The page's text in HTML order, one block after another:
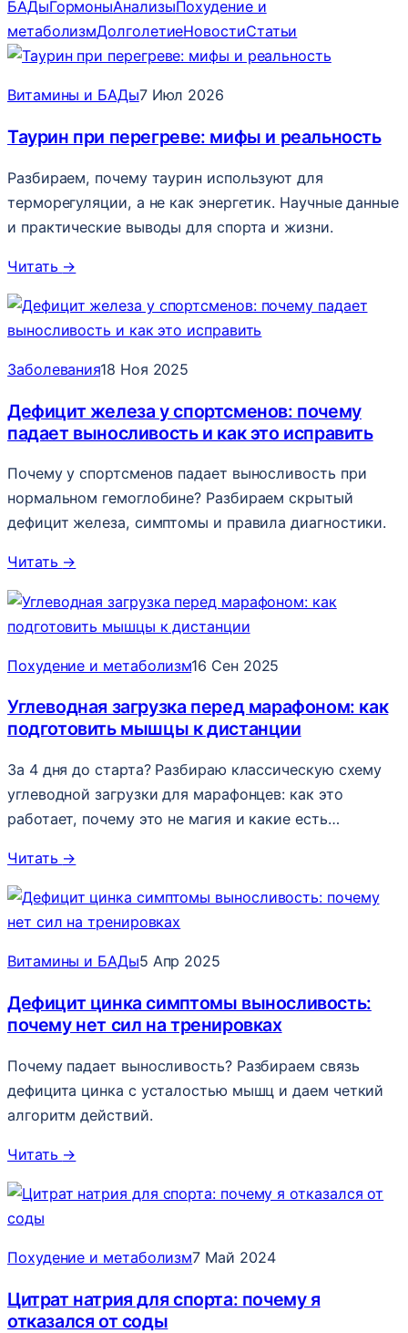
БАДыГормоныАнализыПохудение и
метаболизмДолголетиеНовостиСтатьи
Витамины и БАДы7 Июл 2026
Таурин при перегреве: мифы и реальность
Разбираем, почему таурин используют для
терморегуляции, а не как энергетик. Научные данные
и практические выводы для спорта и жизни.
Читать →
Заболевания18 Ноя 2025
Дефицит железа у спортсменов: почему
падает выносливость и как это исправить
Почему у спортсменов падает выносливость при
нормальном гемоглобине? Разбираем скрытый
дефицит железа, симптомы и правила диагностики.
Читать →
Похудение и метаболизм16 Сен 2025
Углеводная загрузка перед марафоном: как
подготовить мышцы к дистанции
За 4 дня до старта? Разбираю классическую схему
углеводной загрузки для марафонцев: как это
работает, почему это не магия и какие есть…
Читать →
Витамины и БАДы5 Апр 2025
Дефицит цинка симптомы выносливость:
почему нет сил на тренировках
Почему падает выносливость? Разбираем связь
дефицита цинка с усталостью мышц и даем четкий
алгоритм действий.
Читать →
Похудение и метаболизм7 Май 2024
Цитрат натрия для спорта: почему я
отказался от соды